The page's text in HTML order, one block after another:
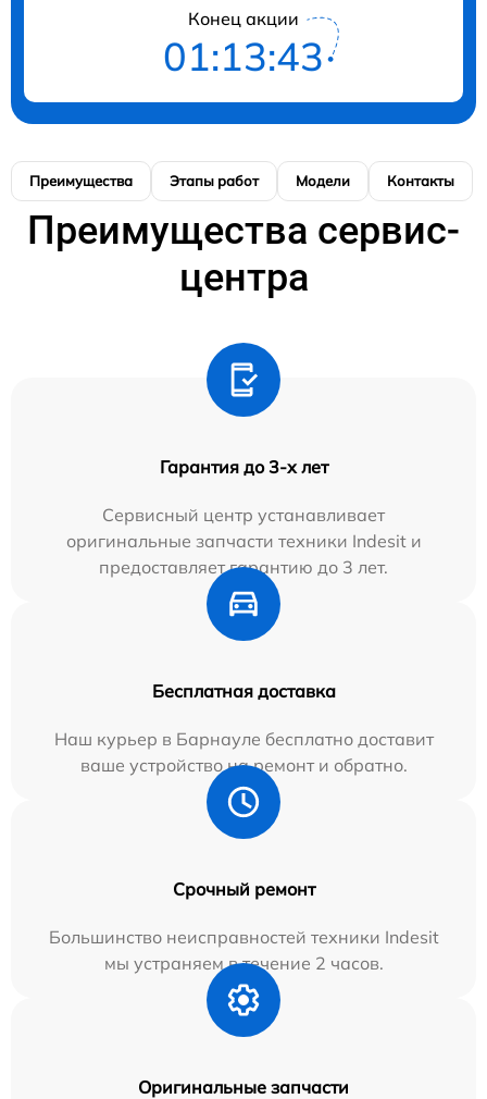
Конец акции
01:13:42
Преимущества Этапы работ Модели Контакты
Преимущества сервис-
центра
Гарантия до 3-х лет
Сервисный центр устанавливает
оригинальные запчасти техники Indesit и
предоставляет гарантию до 3 лет.
Бесплатная доставка
Наш курьер в Барнауле бесплатно доставит
ваше устройство на ремонт и обратно.
Срочный ремонт
Большинство неисправностей техники Indesit
мы устраняем в течение 2 часов.
Оригинальные запчасти